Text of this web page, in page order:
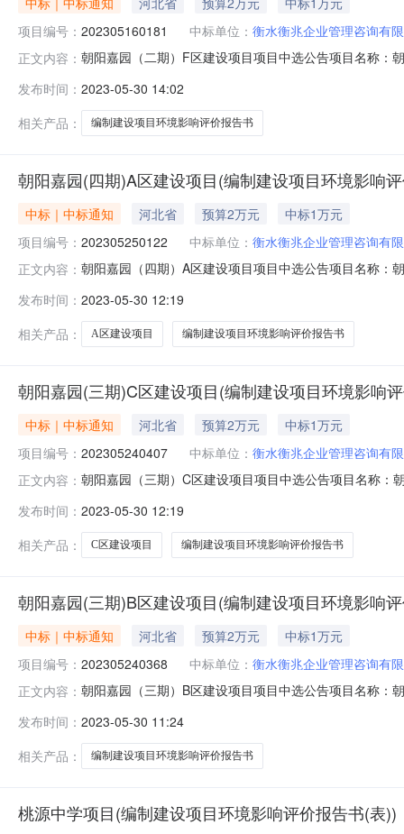
项目编号： 202305160181 中标单位： 衡水衡兆企业管理咨询有
正文内容： 朝阳嘉园（二期）F区建设项目项目中选公告项目名称：
年05月16日15:32:51备注：竞选规则序号项目编号项目
发布时间： 2023-05-30 14:02
相关产品：
编制建设项目环境影响评价报告书
朝阳嘉园(四期)A区建设项目(编制建设项目环境影响
中标｜中标通知 河北省 预算2万元
中标1万元
项目编号： 202305250122 中标单位： 衡水衡兆企业管理咨询有
正文内容： 朝阳嘉园（四期）A区建设项目项目中选公告项目名称：
年05月25日08:51:56备注：竞选规则序号项目编号项目
发布时间： 2023-05-30 12:19
相关产品：
A区建设项目 编制建设项目环境影响评价报告书
朝阳嘉园(三期)C区建设项目(编制建设项目环境影响
中标｜中标通知 河北省 预算2万元
中标1万元
项目编号： 202305240407 中标单位： 衡水衡兆企业管理咨询有
正文内容： 朝阳嘉园（三期）C区建设项目项目中选公告项目名称
年05月24日14:06:09备注：竞选规则序号项目编号项目
发布时间： 2023-05-30 12:19
相关产品：
C区建设项目 编制建设项目环境影响评价报告书
朝阳嘉园(三期)B区建设项目(编制建设项目环境影响
中标｜中标通知 河北省 预算2万元
中标1万元
项目编号： 202305240368 中标单位： 衡水衡兆企业管理咨询有
正文内容： 朝阳嘉园（三期）B区建设项目项目中选公告项目名称：
年05月24日14:00:01备注：竞选规则序号项目编号项目
发布时间： 2023-05-30 11:24
相关产品：
编制建设项目环境影响评价报告书
桃源中学项目(编制建设项目环境影响评价报告书(表))